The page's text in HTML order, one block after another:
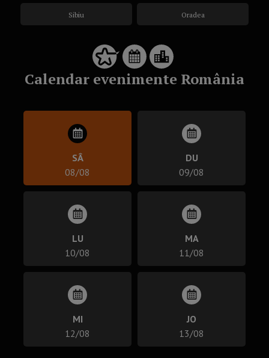
Sibiu Oradea
Calendar evenimente România
SÂ
08/08
DU
09/08
LU
10/08
MA
11/08
MI
12/08
JO
13/08